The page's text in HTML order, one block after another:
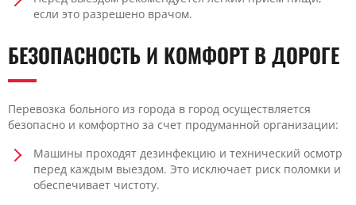
если это разрешено врачом.
БЕЗОПАСНОСТЬ И КОМФОРТ В ДОРОГЕ
Перевозка больного из города в город осуществляется
безопасно и комфортно за счет продуманной организации:
Машины проходят дезинфекцию и технический осмотр
перед каждым выездом. Это исключает риск поломки и
обеспечивает чистоту.